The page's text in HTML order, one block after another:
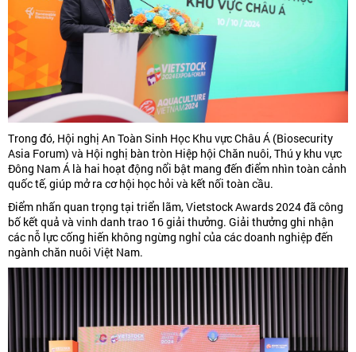
Trong đó, Hội nghị An Toàn Sinh Học Khu vực Châu Á (Biosecurity
Asia Forum) và Hội nghị bàn tròn Hiệp hội Chăn nuôi, Thú y khu vực
Đông Nam Á là hai hoạt động nổi bật mang đến điểm nhìn toàn cảnh
quốc tế, giúp mở ra cơ hội học hỏi và kết nối toàn cầu.
Điểm nhấn quan trọng tại triển lãm, Vietstock Awards 2024 đã công
bố kết quả và vinh danh trao 16 giải thưởng. Giải thưởng ghi nhận
các nỗ lực cống hiến không ngừng nghỉ của các doanh nghiệp đến
ngành chăn nuôi Việt Nam.